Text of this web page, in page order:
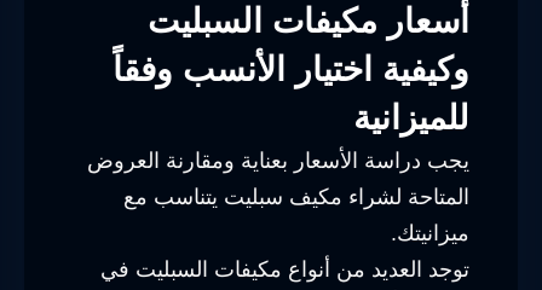
أسعار مكيفات السبليت
وكيفية اختيار الأنسب وفقاً
للميزانية
يجب دراسة الأسعار بعناية ومقارنة العروض
المتاحة لشراء مكيف سبليت يتناسب مع
ميزانيتك.
توجد العديد من أنواع مكيفات السبليت في